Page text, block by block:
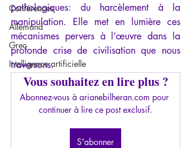
Conférences
Allemand
Grec
Intelligence artificielle
pathologiques: du harcèlement à la
manipulation. Elle met en lumière ces
mécanismes pervers à l’œuvre dans la
profonde crise de civilisation que nous
traversons.
Vous souhaitez en lire plus ?
Abonnez-vous à arianebilheran.com pour
continuer à lire ce post exclusif.
S'abonner